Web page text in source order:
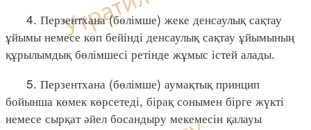
4. Перзентхана (бөлімше) жеке денсаулық сақтау
ұйымы немесе көп бейінді денсаулық сақтау ұйымының
құрылымдық бөлімшесі ретінде жұмыс істей алады.
5. Перзентхана (бөлімше) аумақтық принцип
бойынша көмек көрсетеді, бірақ сонымен бірге жүкті
немесе сырқат әйел босандыру мекемесін қалауы